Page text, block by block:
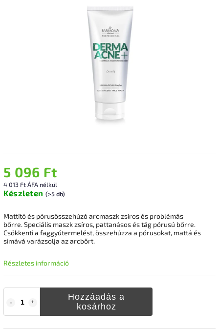
5 096 Ft
4 013 Ft ÁFA nélkül
Készleten (>5 db)
Hozzáadás a
kosárhoz
Mattító és pórusösszehúzó arcmaszk zsíros és problémás
bőrre.Speciális maszk zsíros, pattanásos és tág pórusú bőrre.
Csökkenti a faggyútermelést, összehúzza a pórusokat, mattá és
simává varázsolja az arcbőrt.
Részletes információ